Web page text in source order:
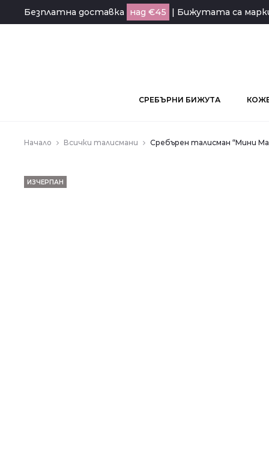
Безплатна доставка над €45 | Бижутата са
СРЕБЪРНИ БИЖУТА
Начало Всички талисмани Сребърен талисман “Мини
ИЗЧЕРПАН